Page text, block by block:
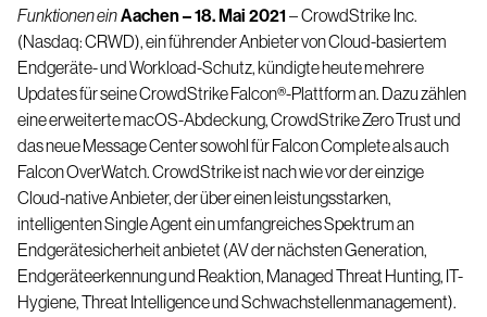
Funktionen einAachen – 18. Mai 2021 –CrowdStrike Inc.
(Nasdaq: CRWD), ein führender Anbieter von Cloud-basiertem
Endgeräte- und Workload-Schutz, kündigte heute mehrere
Updates für seine CrowdStrikeFalcon®-Plattform an. Dazu zählen
eine erweiterte macOS-Abdeckung, CrowdStrike Zero Trust und
das neue Message Center sowohl fürFalcon Completeals auch
Falcon OverWatch. CrowdStrike ist nach wie vor der einzige
Cloud-native Anbieter, der über einen leistungsstarken,
intelligenten Single Agent ein umfangreiches Spektrum an
Endgerätesicherheit anbietet (AV der nächsten Generation,
Endgeräteerkennung und Reaktion, Managed Threat Hunting, IT-
Hygiene, Threat Intelligence und Schwachstellenmanagement).